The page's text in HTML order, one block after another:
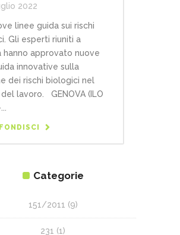
2022
linee guida sui rischi
Gli esperti riuniti a
hanno approvato nuove
innovative sulla
dei rischi biologici nel
lavoro. GENOVA (ILO
Categorie
151/2011 (9)
231 (1)